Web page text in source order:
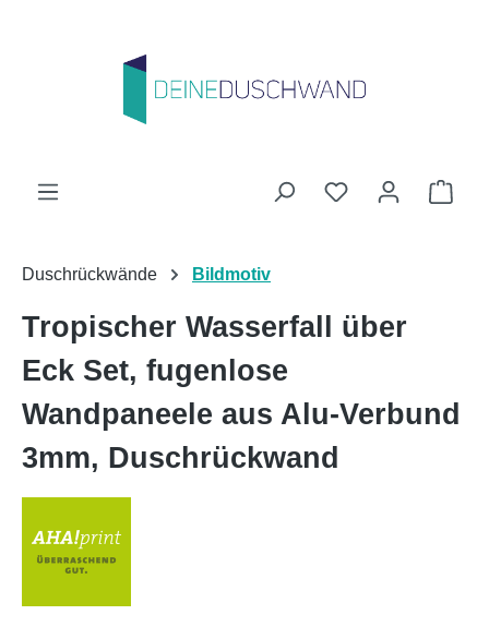
Du hast 0
Duschrückwände Bildmotiv
Tropischer Wasserfall über
Eck Set, fugenlose
Wandpaneele aus Alu-Verbund
3mm, Duschrückwand